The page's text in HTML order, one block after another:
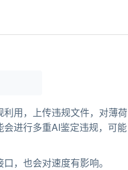
用，上传违规文件，对薄荷
进行多重AI鉴定违规，可能
，也会对速度有影响。